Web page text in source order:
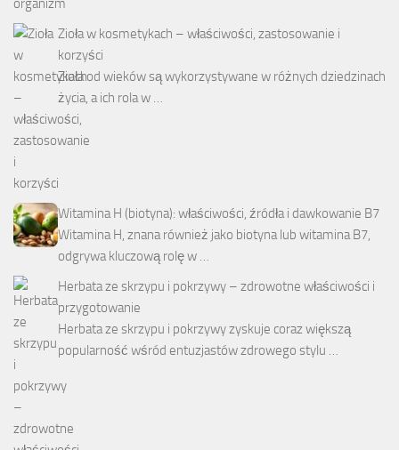
Zioła w kosmetykach – właściwości, zastosowanie i
korzyści
Zioła od wieków są wykorzystywane w różnych dziedzinach
życia, a ich rola w …
Witamina H (biotyna): właściwości, źródła i dawkowanie B7
Witamina H, znana również jako biotyna lub witamina B7,
odgrywa kluczową rolę w …
Herbata ze skrzypu i pokrzywy – zdrowotne właściwości i
przygotowanie
Herbata ze skrzypu i pokrzywy zyskuje coraz większą
popularność wśród entuzjastów zdrowego stylu …